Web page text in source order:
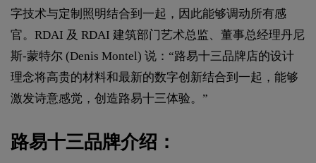
字技术与定制照明结合到一起，因此能够调动所有感
官。RDAI 及 RDAI 建筑部门艺术总监、董事总经理丹尼
斯-蒙特尔 (Denis Montel) 说：“路易十三品牌店的设计
理念将高贵的材料和最新的数字创新结合到一起，能够
激发诗意感觉，创造路易十三体验。”
路易十三品牌介绍：